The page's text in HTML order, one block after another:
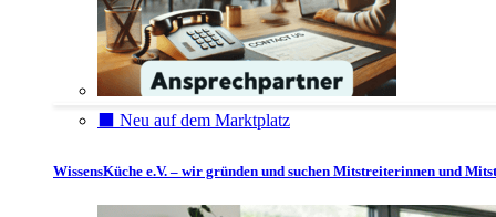
⬛️ Neu auf dem Marktplatz
WissensKüche e.V. – wir gründen und suchen Mitstreiterinnen und